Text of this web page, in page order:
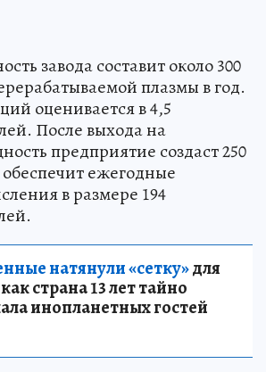
завода составит около 300
плазмы в год.
оценивается в 4,5
После выхода на
предприятие создаст 250
ежегодные
в размере 194
натянули «сетку»для
страна 13 лет тайно
инопланетных гостей